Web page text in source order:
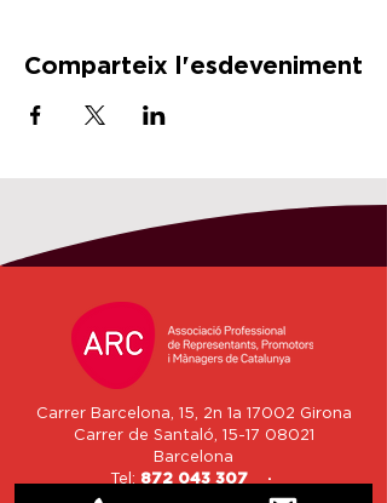
Comparteix l'esdeveniment
Carrer Barcelona, 15, 2n 1a 17002 Girona
Carrer de Santaló, 15-17 08021
Barcelona
Tel: 872 043 307 ·